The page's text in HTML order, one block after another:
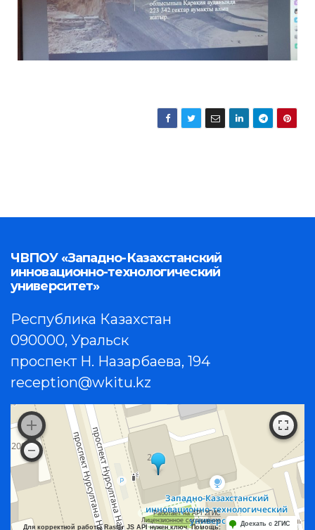
ЧВПОУ «Западно-Казахстанский
инновационно-технологический
университет»
Республика Казахстан
090000, Уральск
проспект Н. Назарбаева, 194
reception@wkitu.kz
Работает на API 2ГИС
Лицензионное соглашение
Для корректной работы Raster JS API нужен ключ. Помощь:
Доехать с 2ГИС